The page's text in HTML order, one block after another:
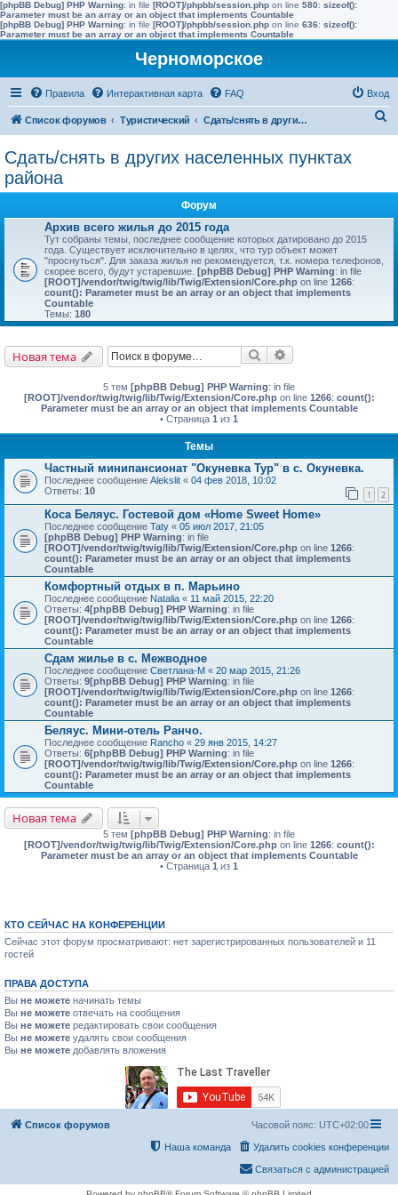
[phpBB Debug] PHP Warning: in file [ROOT]/phpbb/session.php on line 580: sizeof():
Parameter must be an array or an object that implements Countable
[phpBB Debug] PHP Warning: in file [ROOT]/phpbb/session.php on line 636: sizeof():
Parameter must be an array or an object that implements Countable
Черноморское
Правила Интерактивная карта FAQ Вход
Список форумов Туристический Сдать/снять в других населенных пунктах района
Сдать/снять в других населенных пунктах
района
Форум
Архив всего жилья до 2015 года
Тут собраны темы, последнее сообщение которых датировано до 2015
года. Существует исключительно в целях, что тур объект может
"проснуться". Для заказа жилья не рекомендуется, т.к. номера телефонов,
скорее всего, будут устаревшие. [phpBB Debug] PHP Warning: in file
[ROOT]/vendor/twig/twig/lib/Twig/Extension/Core.php on line 1266:
count(): Parameter must be an array or an object that implements
Countable
Темы: 180
Новая тема Поиск
5 тем [phpBB Debug] PHP Warning: in file
[ROOT]/vendor/twig/twig/lib/Twig/Extension/Core.phpon line 1266: count():
Parameter must be an array or an object that implements Countable
• Страница 1 из 1
Темы
Частный минипансионат "Окуневка Тур" в с. Окуневка.
Последнее сообщение Alekslit « 04 фев 2018, 10:02
Ответы: 10 1 2
Коса Беляус. Гостевой дом «Home Sweet Home»
Последнее сообщение Taty « 05 июл 2017, 21:05
[phpBB Debug] PHP Warning: in file
[ROOT]/vendor/twig/twig/lib/Twig/Extension/Core.php on line 1266:
count(): Parameter must be an array or an object that implements
Countable
Комфортный отдых в п. Марьино
Последнее сообщение Natalia « 11 май 2015, 22:20
Ответы: 4[phpBB Debug] PHP Warning: in file
[ROOT]/vendor/twig/twig/lib/Twig/Extension/Core.php on line 1266:
count(): Parameter must be an array or an object that implements
Countable
Сдам жилье в с. Межводное
Последнее сообщение Светлана-М « 20 мар 2015, 21:26
Ответы: 9[phpBB Debug] PHP Warning: in file
[ROOT]/vendor/twig/twig/lib/Twig/Extension/Core.php on line 1266:
count(): Parameter must be an array or an object that implements
Countable
Беляус. Мини-отель Ранчо.
Последнее сообщение Rancho « 29 янв 2015, 14:27
Ответы: 6[phpBB Debug] PHP Warning: in file
[ROOT]/vendor/twig/twig/lib/Twig/Extension/Core.php on line 1266:
count(): Parameter must be an array or an object that implements
Countable
Новая тема
5 тем [phpBB Debug] PHP Warning: in file
[ROOT]/vendor/twig/twig/lib/Twig/Extension/Core.phpon line 1266: count():
Parameter must be an array or an object that implements Countable
• Страница 1 из 1
КТО СЕЙЧАС НА КОНФЕРЕНЦИИ
Сейчас этот форум просматривают: нет зарегистрированных пользователей и 11
гостей
ПРАВА ДОСТУПА
Вы не можете начинать темы
Вы не можете отвечать на сообщения
Вы не можете редактировать свои сообщения
Вы не можете удалять свои сообщения
Вы не можете добавлять вложения
Список форумов Часовой пояс: UTC+02:00
Удалить cookies конференции
Наша команда
Связаться с администрацией